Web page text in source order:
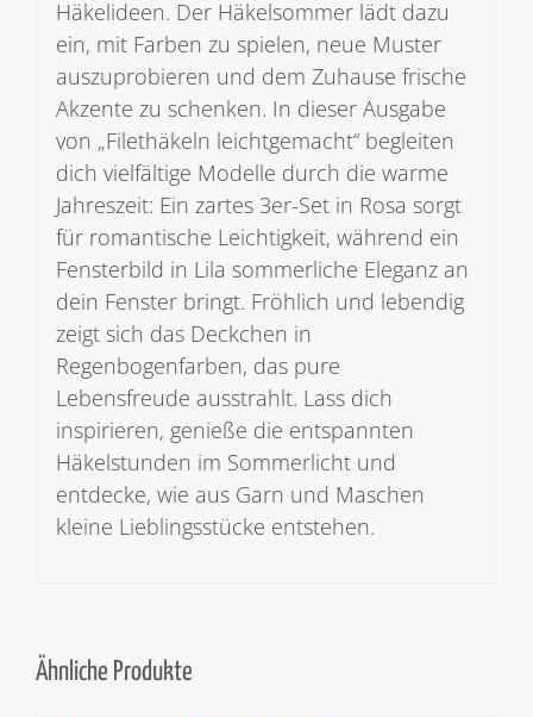
Häkelideen. Der Häkelsommer lädt dazu
ein, mit Farben zu spielen, neue Muster
auszuprobieren und dem Zuhause frische
Akzente zu schenken. In dieser Ausgabe
von „Filethäkeln leichtgemacht“ begleiten
dich vielfältige Modelle durch die warme
Jahreszeit: Ein zartes 3er-Set in Rosa sorgt
für romantische Leichtigkeit, während ein
Fensterbild in Lila sommerliche Eleganz an
dein Fenster bringt. Fröhlich und lebendig
zeigt sich das Deckchen in
Regenbogenfarben, das pure
Lebensfreude ausstrahlt. Lass dich
inspirieren, genieße die entspannten
Häkelstunden im Sommerlicht und
entdecke, wie aus Garn und Maschen
kleine Lieblingsstücke entstehen.
Ähnliche Produkte